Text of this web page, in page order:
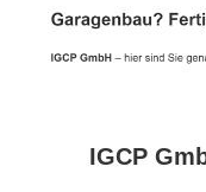
IGCP